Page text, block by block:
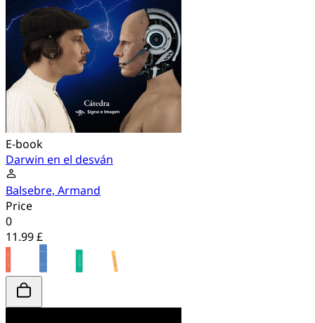
E-book
Darwin en el desván
Balsebre, Armand
Price
0
11.99 £